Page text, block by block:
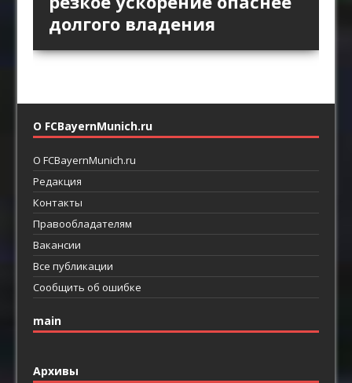
как главный ресурс атаки
возвращают прямой
футбол
долгого владения
пространство между
линиями
О FCBayernMunich.ru
О FCBayernMunich.ru
Редакция
Контакты
Правообладателям
Вакансии
Все публикации
Сообщить об ошибке
main
Архивы